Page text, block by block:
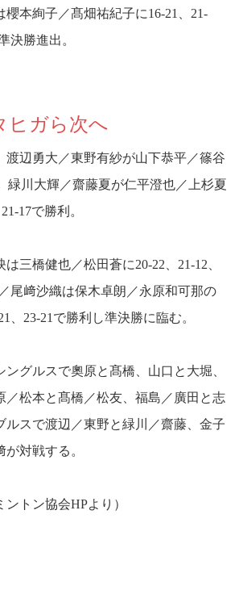
櫻本絢子／髙畑祐紀子に16-21、21-
決勝進出。
ヒガら次へ
渡辺勇大／東野有紗が山下恭平／篠谷
緑川大輝／齋藤夏が仁平澄也／上杉夏
17で勝利。
三橋健也／松田蒼に20-22、21-12、
尾﨑沙織は保木卓朗／永原和可那の
、23-21で勝利し準決勝に臨む。
グルスで奧原と髙橋、山口と大堀、
／松本と髙橋／松友、福島／廣田と志
ルスで渡辺／東野と緑川／齋藤、金子
対戦する。
ントン協会HPより）